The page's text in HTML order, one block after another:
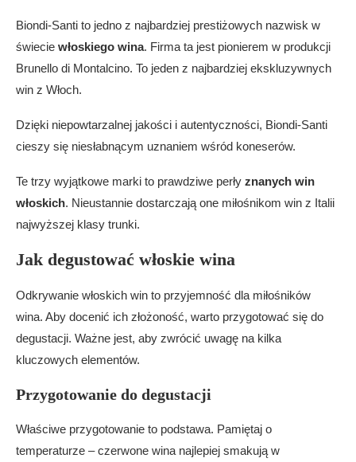
Biondi-Santi to jedno z najbardziej prestiżowych nazwisk w
świecie włoskiego wina. Firma ta jest pionierem w produkcji
Brunello di Montalcino. To jeden z najbardziej ekskluzywnych
win z Włoch.
Dzięki niepowtarzalnej jakości i autentyczności, Biondi-Santi
cieszy się niesłabnącym uznaniem wśród koneserów.
Te trzy wyjątkowe marki to prawdziwe perły znanych win
włoskich. Nieustannie dostarczają one miłośnikom win z Italii
najwyższej klasy trunki.
Jak degustować włoskie wina
Odkrywanie włoskich win to przyjemność dla miłośników
wina. Aby docenić ich złożoność, warto przygotować się do
degustacji. Ważne jest, aby zwrócić uwagę na kilka
kluczowych elementów.
Przygotowanie do degustacji
Właściwe przygotowanie to podstawa. Pamiętaj o
temperaturze – czerwone wina najlepiej smakują w